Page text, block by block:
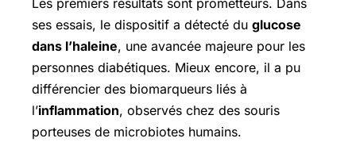
ses essais, le dispositif a détecté du glucose
dans l’haleine, une avancée majeure pour les
personnes diabétiques. Mieux encore, il a pu
différencier des biomarqueurs liés à
l’inflammation, observés chez des souris
porteuses de microbiotes humains.